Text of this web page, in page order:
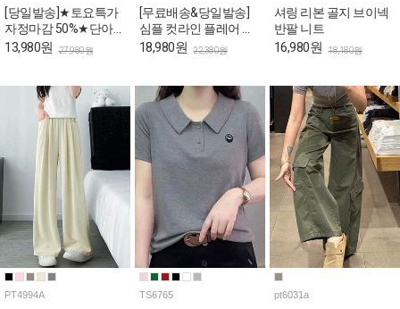
[당일발송]★토요특가
자정마감 50%★단아한
퍼플 리본랩 퍼프 블라
13,980원 27,980원
[무료배송&당일발송]
심플 컷라인 플레어 반
팔 블라우스
18,980원 22,380원
셔링 리본 골지 브이넥
반팔 니트
16,980원 18,180원
PT4994A TS6765 pt6031a